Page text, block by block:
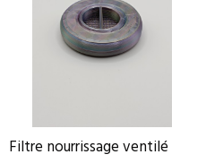
Filtre nourrissage ventilé